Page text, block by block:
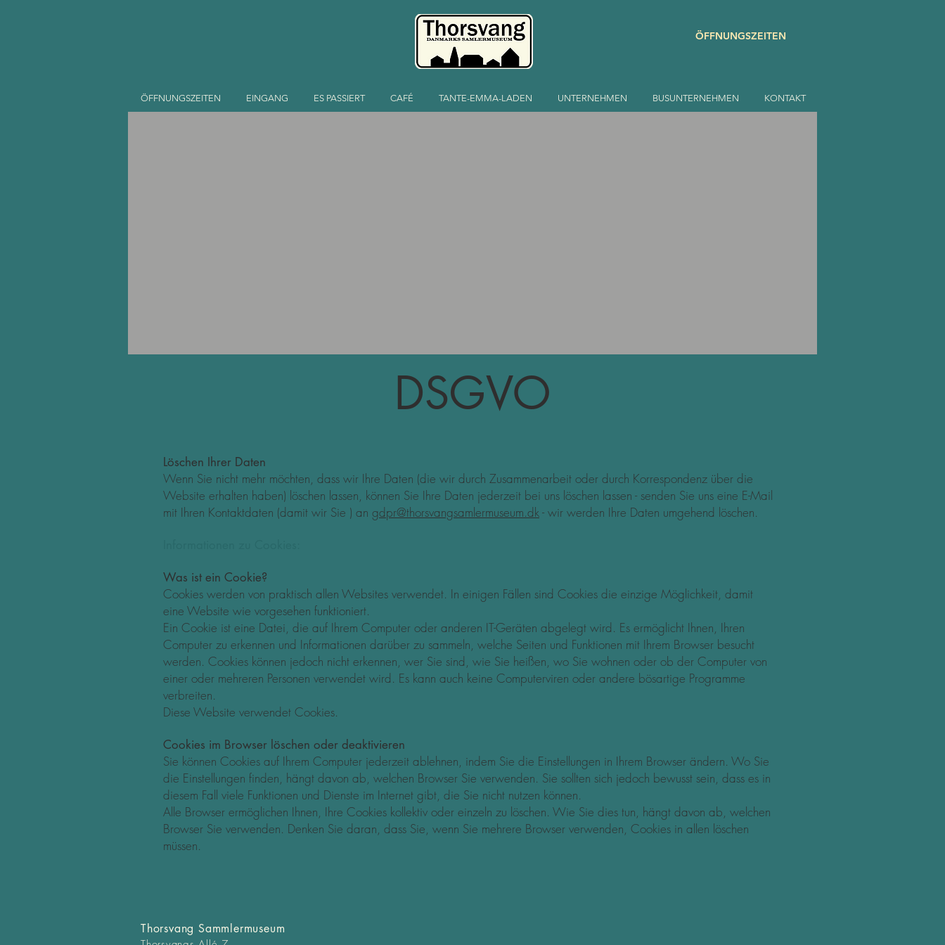
ÖFFNUNGSZEITEN
ÖFFNUNGSZEITEN EINGANG ES PASSIERT CAFÉ TANTE-EMMA-LADEN UNTERNEHMEN BUSUNTERNEHMEN KONTAKT
DSGVO
Löschen Ihrer Daten
Wenn Sie nicht mehr möchten, dass wir Ihre Daten (die wir durch Zusammenarbeit oder durch Korrespondenz über die
Website erhalten haben) löschen lassen, können Sie Ihre Daten jederzeit bei uns löschen lassen - senden Sie uns eine E-Mail
mit Ihren Kontaktdaten (damit wir Sie ) an gdpr@thorsvangsamlermuseum.dk- wir werden Ihre Daten umgehend löschen.
Was ist ein Cookie?
Cookies werden von praktisch allen Websites verwendet. In einigen Fällen sind Cookies die einzige Möglichkeit, damit
eine Website wie vorgesehen funktioniert.
Ein Cookie ist eine Datei, die auf Ihrem Computer oder anderen IT-Geräten abgelegt wird. Es ermöglicht Ihnen, Ihren
Computer zu erkennen und Informationen darüber zu sammeln, welche Seiten und Funktionen mit Ihrem Browser besucht
werden. Cookies können jedoch nicht erkennen, wer Sie sind, wie Sie heißen, wo Sie wohnen oder ob der Computer von
einer oder mehreren Personen verwendet wird. Es kann auch keine Computerviren oder andere bösartige Programme
verbreiten.
Diese Website verwendet Cookies.
Cookies im Browser löschen oder deaktivieren
Sie können Cookies auf Ihrem Computer jederzeit ablehnen, indem Sie die Einstellungen in Ihrem Browser ändern. Wo Sie
die Einstellungen finden, hängt davon ab, welchen Browser Sie verwenden. Sie sollten sich jedoch bewusst sein, dass es in
diesem Fall viele Funktionen und Dienste im Internet gibt, die Sie nicht nutzen können.
Alle Browser ermöglichen Ihnen, Ihre Cookies kollektiv oder einzeln zu löschen. Wie Sie dies tun, hängt davon ab, welchen
Browser Sie verwenden. Denken Sie daran, dass Sie, wenn Sie mehrere Browser verwenden, Cookies in allen löschen
müssen.
Thorsvang Sammlermuseum